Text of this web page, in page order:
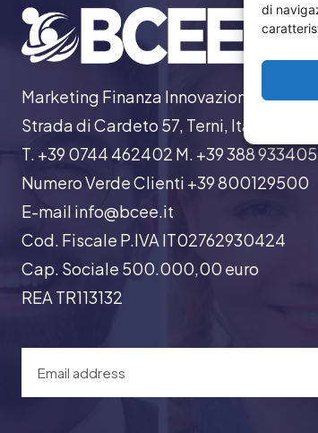
di
Marketing Finanza Innovazione
Strada di Cardeto 57, Terni, Italia
T. +39 0744 462402 M. +39 388
Numero Verde Clienti +39 800129500
E-mail info@bcee.it
Cod. Fiscale P.IVA IT02762930424
Cap. Sociale 500.000,00 euro
REA TR113132